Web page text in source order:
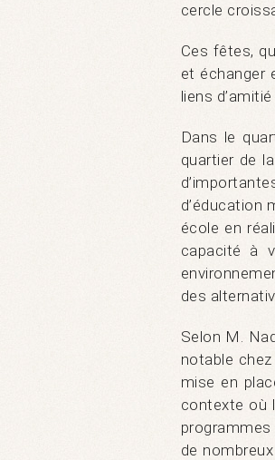
cercle
Ces fêtes,
et échanger
liens
Dans le
quartier de
d’éducation
école en
capacité à
des
Selon M.
notable
mise en
contexte où
de